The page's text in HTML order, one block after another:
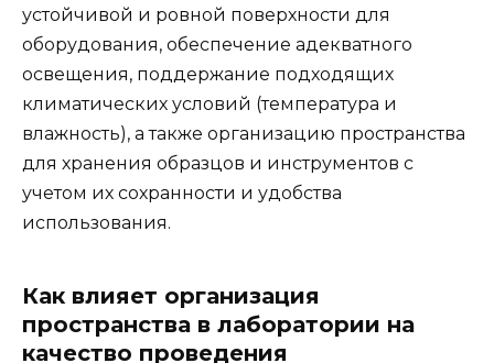
устойчивой и ровной поверхности для
оборудования, обеспечение адекватного
освещения, поддержание подходящих
климатических условий (температура и
влажность), а также организацию пространства
для хранения образцов и инструментов с
учетом их сохранности и удобства
использования.
Как влияет организация
пространства в лаборатории на
качество проведения